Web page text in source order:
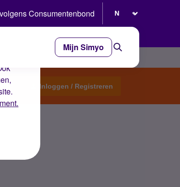
de
Consumentenbond
Mijn Simyo
Inloggen / Registreren